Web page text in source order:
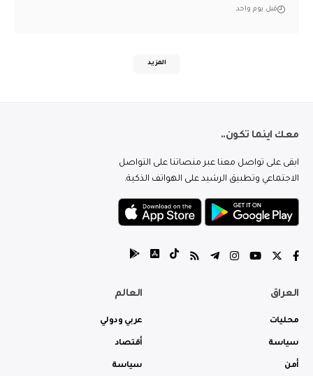
قبل يوم واحد
المزيد
معك اينما تكون..
ابقى على تواصل معنا عبر منصاتنا على التواصل
الاجتماعي وتطبيق الرشيد على الهواتف الذكية.
العراق
محليات
سياسة
أمن
العالم
عربي ودولي
أقتصاد
سياسة